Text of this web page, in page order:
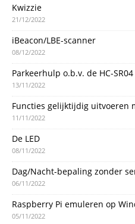
Kwizzie
21/12/2022
iBeacon/LBE-scanner
08/12/2022
Parkeerhulp o.b.v. de HC-SR04
13/11/2022
Functies gelijktijdig uitvoeren
11/11/2022
De LED
08/11/2022
Dag/Nacht-bepaling zonder
06/11/2022
Raspberry Pi emuleren op
05/11/2022